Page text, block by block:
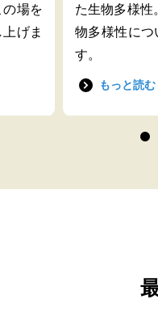
場を
げま
た生物多様性
物多様性につ
す。
もっと読む